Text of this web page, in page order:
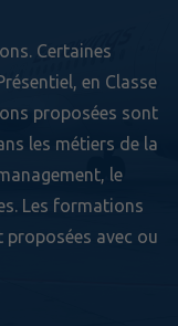
Certaines
en Classe
proposées sont
les métiers de la
le
Les formations
proposées avec ou